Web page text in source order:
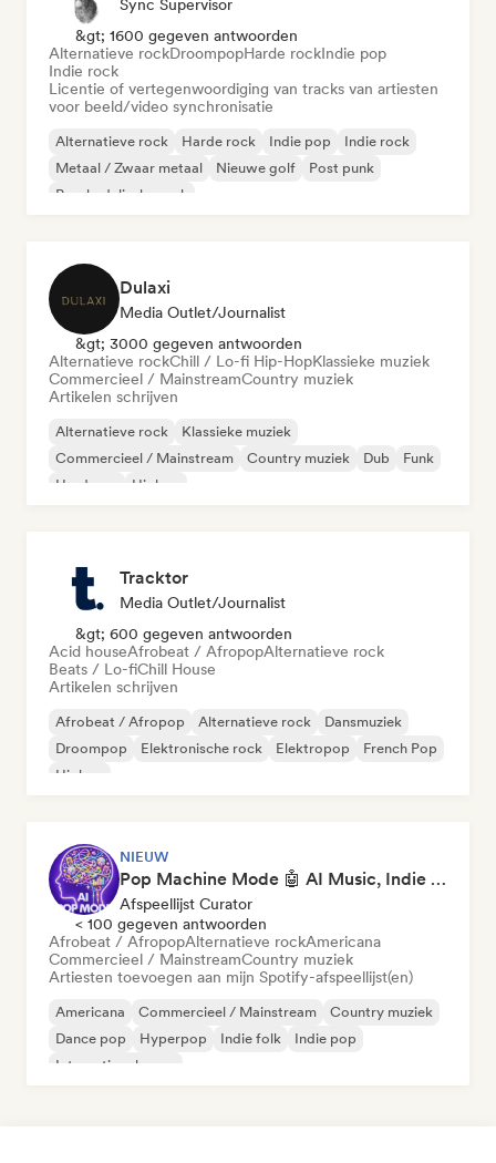
Sync Supervisor
&gt; 1600 gegeven antwoorden
Alternatieve rockDroompopHarde rockIndie pop
Indie rock
Licentie of vertegenwoordiging van tracks van artiesten
voor beeld/video synchronisatie
Alternatieve rock Harde rock Indie pop
Indie rock
Metaal / Zwaar metaal
Nieuwe golf
Post punk
Psychedelische rock
Dulaxi
Media Outlet/Journalist
&gt; 3000 gegeven antwoorden
Alternatieve rockChill / Lo-fi Hip-HopKlassieke muziek
Commercieel / MainstreamCountry muziek
Artikelen schrijven
Alternatieve rock
Klassieke muziek
Commercieel / Mainstream
Country muziek Dub
Funk
Hardcore
Hiphop
Tracktor
Media Outlet/Journalist
&gt; 600 gegeven antwoorden
Acid houseAfrobeat / AfropopAlternatieve rock
Beats / Lo-fiChill House
Artikelen schrijven
Afrobeat / Afropop Alternatieve rock
Dansmuziek
Droompop
Elektronische rock Elektropop
French Pop
Hiphop
NIEUW
Pop Machine Mode 🤖 AI Music, Indie Pop & Dream Pop
Afspeellijst Curator
< 100 gegeven antwoorden
Afrobeat / AfropopAlternatieve rockAmericana
Commercieel / MainstreamCountry muziek
Artiesten toevoegen aan mijn Spotify-afspeellijst(en)
Americana Commercieel / Mainstream
Country muziek
Dance pop
Hyperpop Indie folk
Indie pop
Internationale pop